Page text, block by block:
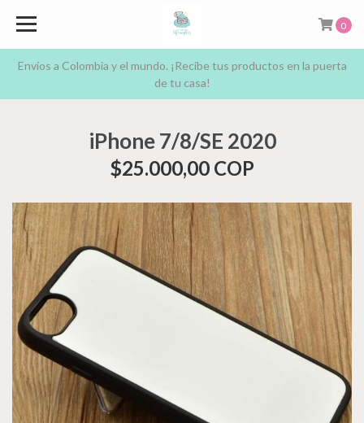
Envíos a Colombia y el mundo. ¡Recibe tus productos en la puerta
de tu casa!
0
iPhone 7/8/SE 2020
$25.000,00 COP